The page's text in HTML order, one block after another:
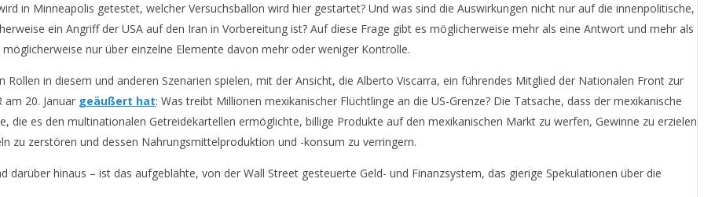
in Minneapolis getestet, welcher Versuchsballon wird hier gestartet? Und was sind die Auswirkungen nicht nur auf die innenpolitische,
ein Angriff der USA auf den Iran in Vorbereitung ist? Auf diese Frage gibt es möglicherweise mehr als eine Antwort und mehr als
nur über einzelne Elemente davon mehr oder weniger Kontrolle.
Rollen in diesem und anderen Szenarien spielen, mit der Ansicht, die Alberto Viscarra, ein führendes Mitglied der Nationalen Front zur
20. Januar geäußert hat: Was treibt Millionen mexikanischer Flüchtlinge an die US-Grenze? Die Tatsache, dass der mexikanische
die es den multinationalen Getreidekartellen ermöglichte, billige Produkte auf den mexikanischen Markt zu werfen, Gewinne zu erzielen
zu zerstören und dessen Nahrungsmittelproduktion und -konsum zu verringern.
darüber hinaus – ist das aufgeblähte, von der Wall Street gesteuerte Geld- und Finanzsystem, das gierige Spekulationen über die